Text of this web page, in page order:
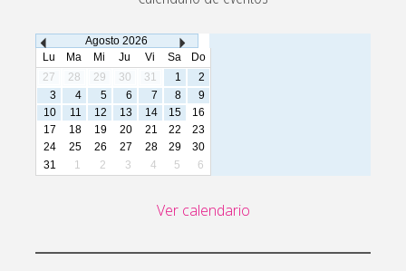
Agosto 2026
Lu
Ma Mi Ju Vi Sa
Do
27
28 29 30 31 1
2
3
4 5 6 7 8
9
10
11 12 13 14 15
16
17
18 19 20 21 22
23
24
25 26 27 28 29
30
31
1 2 3 4 5 6
Ver calendario